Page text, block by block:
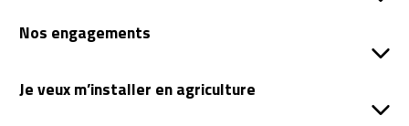
Nos engagements
Je veux m’installer en agriculture